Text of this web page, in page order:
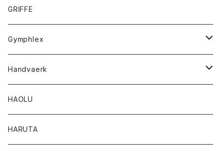
スカート
スカート
Tシャツ
Tシャツ
GRIFFE
Gymphlex
アウター
カーディガン
コート
トップス
シャツ
レディース
Handvaerk
トップス
Tシャツ
HAOLU
HARUTA